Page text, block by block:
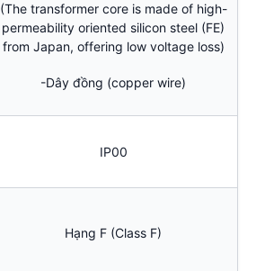
(The transformer core is made of high-
permeability oriented silicon steel (FE)
from Japan, offering low voltage loss)
-Dây đồng (copper wire)
IP00
Hạng F (Class F)